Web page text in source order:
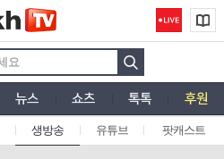
뉴스 쇼츠 톡톡 후원
생방송 유튜브 팟캐스트